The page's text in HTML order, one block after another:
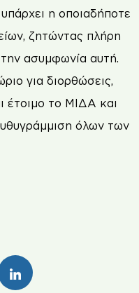
η οποιαδήποτε
ζητώντας πλήρη
την ασυμφωνία αυτή.
για διορθώσεις,
έτοιμο το ΜΙΔΑ και
όλων των